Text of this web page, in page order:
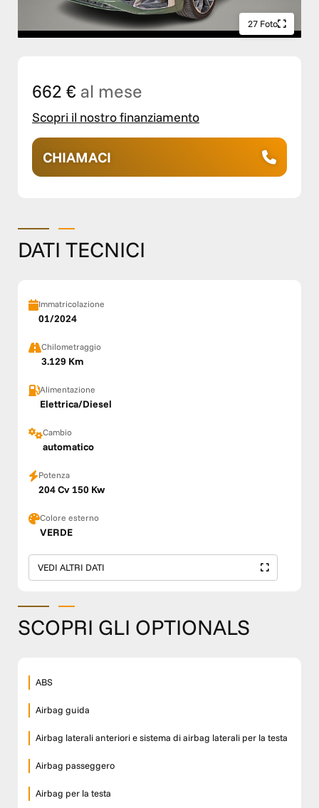
27 Foto
662 € al mese
Scopri il nostro finanziamento
CHIAMACI
DATI TECNICI
Immatricolazione
01/2024
Chilometraggio
3.129 Km
Alimentazione
Elettrica/Diesel
Cambio
automatico
Potenza
204 Cv 150 Kw
Colore esterno
VERDE
VEDI ALTRI DATI
SCOPRI GLI OPTIONALS
ABS
Airbag guida
Airbag laterali anteriori e sistema di airbag laterali per la testa
Airbag passeggero
Airbag per la testa